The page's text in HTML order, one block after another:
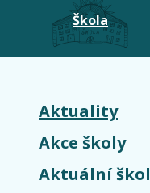
Škola
Aktuality
Akce školy
Aktuální